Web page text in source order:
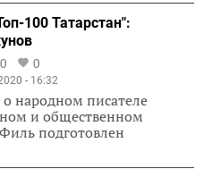
100 Татарстан":
0 0
- 16:32
народном писателе
и общественном
подготовлен